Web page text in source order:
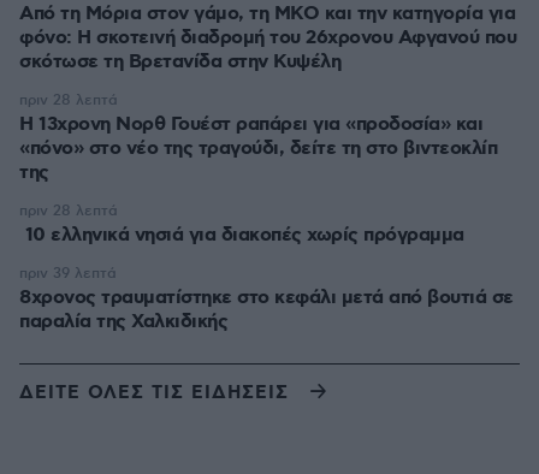
Από τη Μόρια στον γάμο, τη ΜΚΟ και την κατηγορία για
φόνο: Η σκοτεινή διαδρομή του 26χρονου Αφγανού που
σκότωσε τη Βρετανίδα στην Κυψέλη
Η 13χρονη Νορθ Γουέστ ραπάρει για «προδοσία» και
«πόνο» στο νέο της τραγούδι, δείτε τη στο βιντεοκλίπ
της
πριν 28 λεπτά
10 ελληνικά νησιά για διακοπές χωρίς πρόγραμμα
πριν 28 λεπτά
8χρονος τραυματίστηκε στο κεφάλι μετά από βουτιά σε
παραλία της Χαλκιδικής
πριν 39 λεπτά
ΔΕΙΤΕ ΟΛΕΣ ΤΙΣ ΕΙΔΗΣΕΙΣ